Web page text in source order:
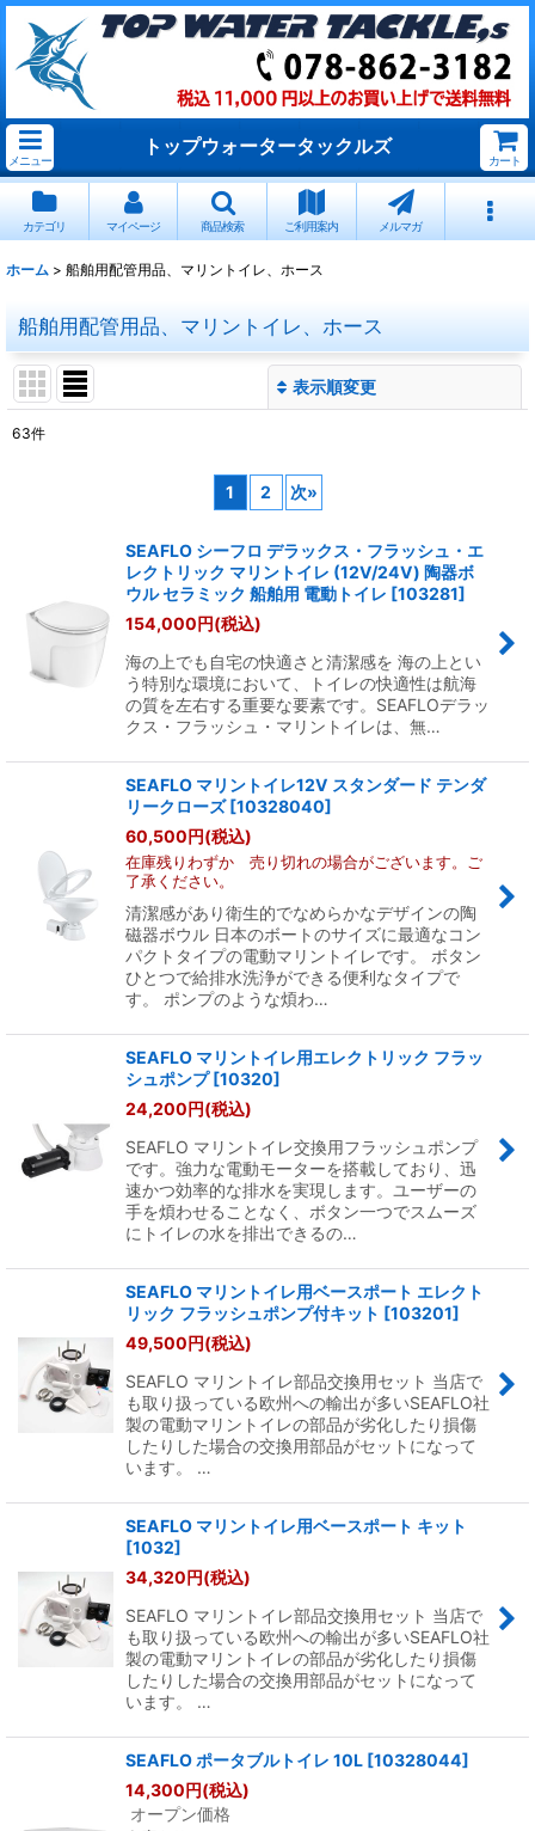
メニュー
トップウォータータックルズ
カート
カテゴリ マイページ 商品検索 ご利用案内 メルマガ
ホーム > 船舶用配管用品、マリントイレ、ホース
船舶用配管用品、マリントイレ、ホース
表示順変更
サブカテゴリ
並び順
絞り込む
63件
1 2 次»
SEAFLO シーフロ デラックス・フラッシュ・エ
レクトリック マリントイレ (12V/24V) 陶器ボ
ウル セラミック 船舶用 電動トイレ [103281]
154,000円(税込)
海の上でも自宅の快適さと清潔感を 海の上とい
う特別な環境において、トイレの快適性は航海
の質を左右する重要な要素です。SEAFLOデラッ
クス・フラッシュ・マリントイレは、無…
SEAFLO マリントイレ12V スタンダード テンダ
リークローズ [10328040]
60,500円(税込)
在庫残りわずか 売り切れの場合がございます。ご
了承ください。
清潔感があり衛生的でなめらかなデザインの陶
磁器ボウル 日本のボートのサイズに最適なコン
パクトタイプの電動マリントイレです。 ボタン
ひとつで給排水洗浄ができる便利なタイプで
す。 ポンプのような煩わ…
SEAFLO マリントイレ用エレクトリック フラッ
シュポンプ [10320]
24,200円(税込)
SEAFLO マリントイレ交換用フラッシュポンプ
です。強力な電動モーターを搭載しており、迅
速かつ効率的な排水を実現します。ユーザーの
手を煩わせることなく、ボタン一つでスムーズ
にトイレの水を排出できるの…
SEAFLO マリントイレ用ベースポート エレクト
リック フラッシュポンプ付キット [103201]
49,500円(税込)
SEAFLO マリントイレ部品交換用セット 当店で
も取り扱っている欧州への輸出が多いSEAFLO社
製の電動マリントイレの部品が劣化したり損傷
したりした場合の交換用部品がセットになって
います。 …
SEAFLO マリントイレ用ベースポート キット
[1032]
34,320円(税込)
SEAFLO マリントイレ部品交換用セット 当店で
も取り扱っている欧州への輸出が多いSEAFLO社
製の電動マリントイレの部品が劣化したり損傷
したりした場合の交換用部品がセットになって
います。 …
SEAFLO ポータブルトイレ 10L [10328044]
14,300円(税込)
オープン価格